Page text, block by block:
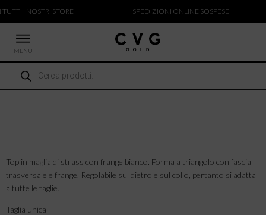
I NOSTRI STORE SPEDIZIONI ONLINE SOSPESE
MENU
Ricerca
prodotti
ARRIVI
Top in maglia di strass con frange bianco. Forma a triangolo con fascia
trasversale e frange. Regolabile sul dietro e sul collo, pertanto si adatta
a tutte le taglie.
Taglia unica